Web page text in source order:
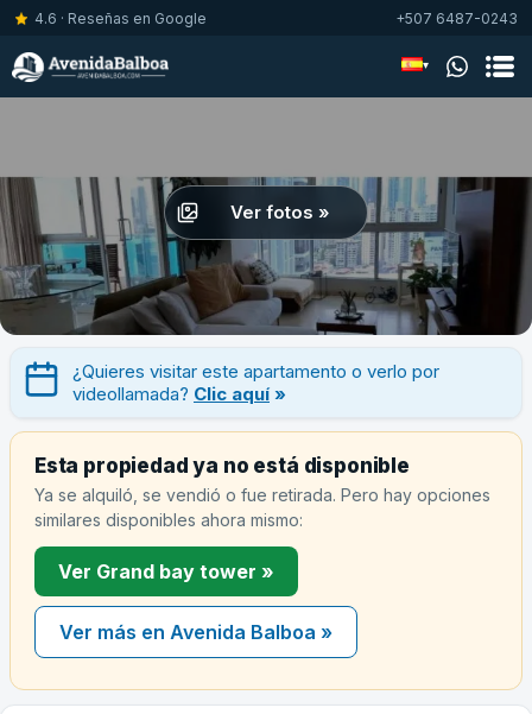
4.6 · Reseñas en Google +507 6487-0243
▾
Ver fotos »
¿Quieres visitar este apartamento o verlo por
videollamada? Clic aquí »
Esta propiedad ya no está disponible
Ya se alquiló, se vendió o fue retirada. Pero hay opciones
similares disponibles ahora mismo:
Ver Grand bay tower »
Ver más en Avenida Balboa »